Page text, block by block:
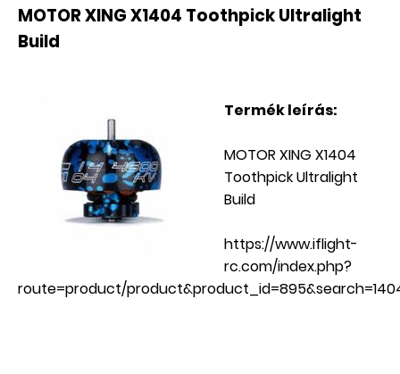
MOTOR XING X1404 Toothpick Ultralight
Build
Termék leírás:
MOTOR XING X1404
Toothpick Ultralight
Build
https://www.iflight-
rc.com/index.php?
route=product/